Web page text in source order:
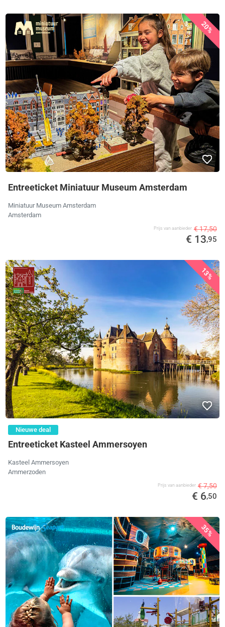
20%
Entreeticket Miniatuur Museum Amsterdam
Miniatuur Museum Amsterdam
Amsterdam
Prijs van aanbieder € 17,50
€ 13,95
13%
Nieuwe deal
Entreeticket Kasteel Ammersoyen
Kasteel Ammersoyen
Ammerzoden
Prijs van aanbieder € 7,50
€ 6,50
35%